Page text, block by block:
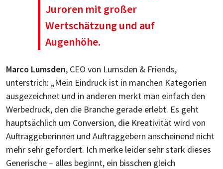
Juroren mit großer
Wertschätzung und auf
Augenhöhe.
Marco Lumsden, CEO von Lumsden & Friends,
unterstrich: „Mein Eindruck ist in manchen Kategorien
ausgezeichnet und in anderen merkt man einfach den
Werbedruck, den die Branche gerade erlebt. Es geht
hauptsächlich um Conversion, die Kreativität wird von
Auftraggeberinnen und Auftraggebern anscheinend nicht
mehr sehr gefordert. Ich merke leider sehr stark dieses
Generische – alles beginnt, ein bisschen gleich